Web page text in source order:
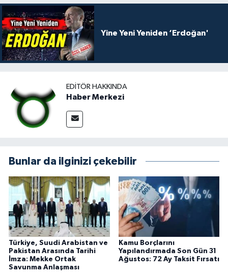
Yine Yeni Yeniden ‘Erdoğan'
EDITÖR HAKKINDA
Haber Merkezi
Bunlar da ilginizi çekebilir
Türkiye, Suudi Arabistan ve
Pakistan Arasında Tarihi
İmza: Mekke Ortak
Savunma Anlaşması
Kamu Borçlarını
Yapılandırmada Son Gün 31
Ağustos: 72 Ay Taksit Fırsatı